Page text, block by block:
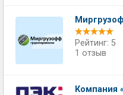
Рейтинг: 5
1 отзыв
Компания